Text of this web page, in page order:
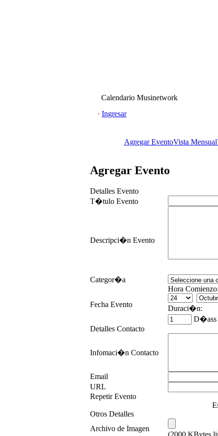
Calendario Musinetwork
· Ingresar
Agregar EventoVista Mensual
Agregar Evento
Detalles Evento
T�tulo Evento
Descripci�n Evento
Categor�a
Fecha Evento
Hora
Duraci�n:
Detalles Contacto
Infomaci�n Contacto
Email
URL
Repetir Evento
Otros Detalles
Archivo de Imagen
(2000 KBytes